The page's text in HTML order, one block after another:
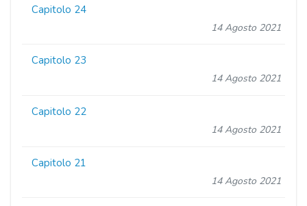
Capitolo 24
14 Agosto 2021
Capitolo 23
14 Agosto 2021
Capitolo 22
14 Agosto 2021
Capitolo 21
14 Agosto 2021